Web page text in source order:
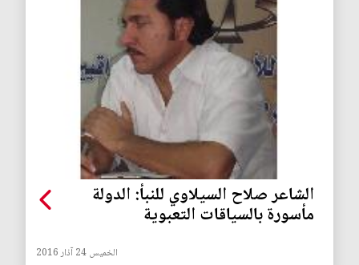
الشاعر صلاح السيلاوي للنبأ: الدولة
مأسورة بالسياقات التعبوية
الخميس 24 آذار 2016